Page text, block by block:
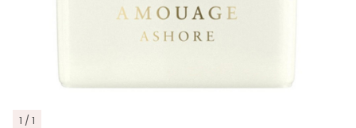
1 / 1